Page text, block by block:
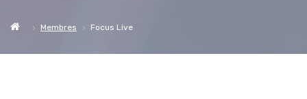
Membres Focus Live